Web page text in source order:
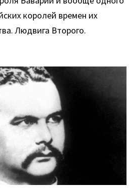
королей времен их
Людвига Второго.